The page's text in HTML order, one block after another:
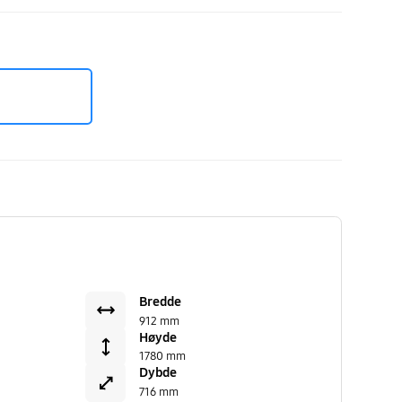
Bredde
912 mm
Høyde
1780 mm
Dybde
716 mm